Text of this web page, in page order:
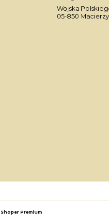
Wojska
05-850
Shoper Premium